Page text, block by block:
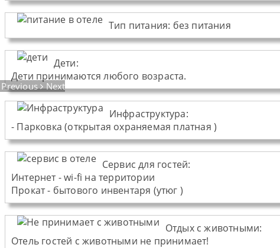
Previous Next
Тип питания: без питания
Дети:
Дети принимаются любого возраста.
Инфраструктура:
- Парковка (открытая охраняемая платная )
Cервис для гостей:
Интернет - wi-fi на территории
Прокат - бытового инвентаря (утюг )
Отдых с животными:
Отель гостей с животными не принимает!